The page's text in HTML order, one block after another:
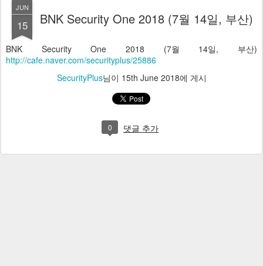
JUN
15 BNK Security One 2018 (7월 14일, 부산)
BNK Security One 2018 (7월 14일, 부산)
http://cafe.naver.com/securityplus/25886
SecurityPlus님이 15th June 2018에 게시
0 댓글 추가